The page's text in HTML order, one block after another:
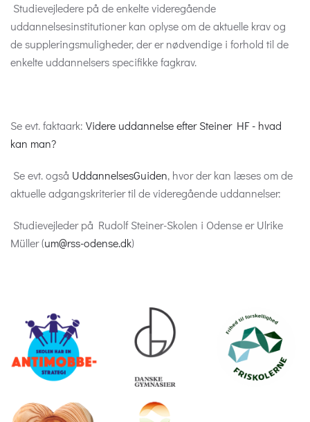
Studievejledere på de enkelte videregående
uddannelsesinstitutioner kan oplyse om de aktuelle krav og
de suppleringsmuligheder, der er nødvendige i forhold til de
enkelte uddannelsers specifikke fagkrav.
Se evt. faktaark: Videre uddannelse efter Steiner HF - hvad
kan man?
Se evt. også UddannelsesGuiden, hvor der kan læses om de
aktuelle adgangskriterier til de videregående uddannelser:
Studievejleder på Rudolf Steiner-Skolen i Odense er Ulrike
Müller (um@rss-odense.dk)
. .